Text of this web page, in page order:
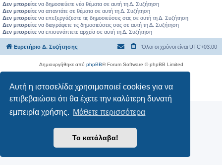
Αυτή η ιστοσελίδα χρησιμοποιεί cookies για να
επιβεβαιώσει ότι θα έχετε την καλύτερη δυνατή
εμπειρία χρήσης. Μάθετε περισσότερα
Το κατάλαβα!
Δεν μπορείτε να δημοσιεύετε νέα θέματα σε αυτή τη Δ. Συζήτηση
Δεν μπορείτε να απαντάτε σε θέματα σε αυτή τη Δ. Συζήτηση
Δεν μπορείτε να επεξεργάζεστε τις δημοσιεύσεις σας σε αυτή τη Δ. Συζήτηση
Δεν μπορείτε να διαγράφετε τις δημοσιεύσεις σας σε αυτή τη Δ. Συζήτηση
Δεν μπορείτε να επισυνάπτετε αρχεία σε αυτή τη Δ. Συζήτηση
Ευρετήριο Δ. Συζήτησης Όλοι οι χρόνοι είναι UTC+03:00
Δημιουργήθηκε από phpBB® Forum Software © phpBB Limited
Ελληνική μετάφραση από το
Απόρρητο|Όροι